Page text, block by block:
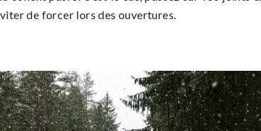
de forcer lors des ouvertures.